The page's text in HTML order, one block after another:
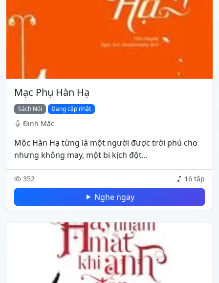
Mạc Phụ Hàn Hạ
Sách Nói Đang cập nhật
Đinh Mặc
Mộc Hàn Hạ từng là một người được trời phú cho
nhưng không may, một bi kịch đột...
352 16 tập
Nghe ngay